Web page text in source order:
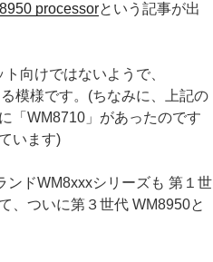
processorという記事が出
向けではないようで、
模様です。(ちなみに、上記の
「WM8710」があったのです
います)
ンドWM8xxxシリーズも 第１世
、ついに第３世代 WM8950と